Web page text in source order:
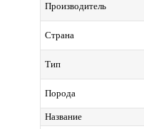
Производитель
Страна
Тип
Порода
Название